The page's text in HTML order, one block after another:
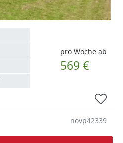
pro Woche ab
569 €
novp42339